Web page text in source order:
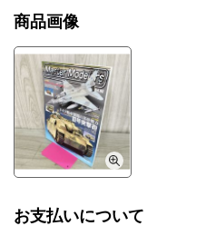
■I■同梱発送について■I■
同梱発送は対応しておりません。
商品画像
お支払いについて